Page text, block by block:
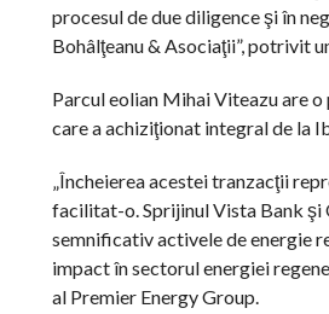
procesul de due diligence şi în
Bohâlţeanu & Asociaţii”, potrivit
Parcul eolian Mihai Viteazu are
care a achiziţionat integral de la
„Încheierea acestei tranzacţii
facilitat-o. Sprijinul Vista Bank şi
semnificativ activele de energie
impact în sectorul energiei
al Premier Energy Group.